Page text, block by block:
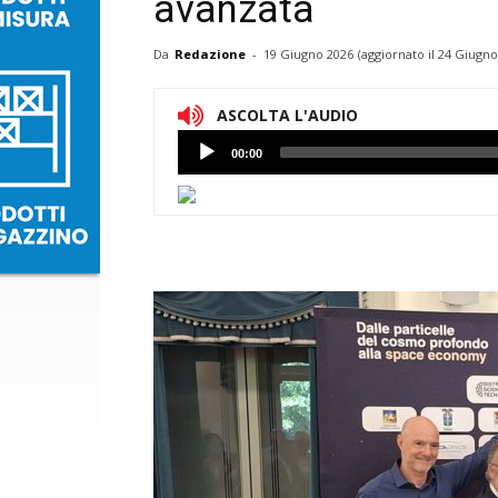
avanzata
Da Redazione - 19 Giugno 2026 (aggiornato il 24
ASCOLTA L'AUDIO
Lettore
Audio
00:00